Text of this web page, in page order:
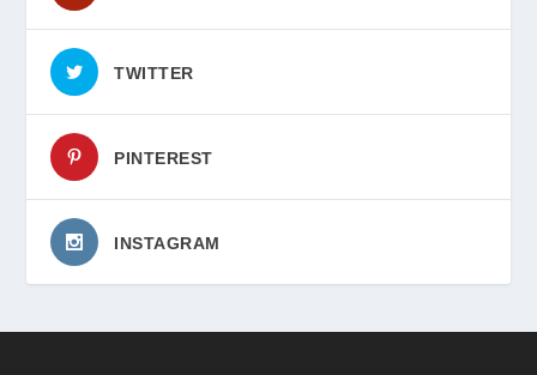
TWITTER
PINTEREST
INSTAGRAM